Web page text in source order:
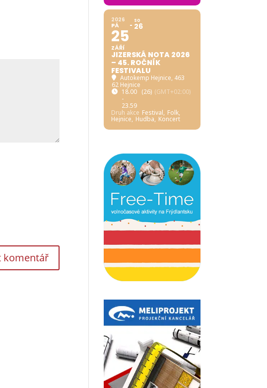
2026
PÁ
25
ZÁŘÍ
SO
26
JIZERSKÁ NOTA 2026
– 45. ROČNÍK
FESTIVALU
Autokemp Hejnice, 463
62 Hejnice
18.00
-
23.59
(26) (GMT+02:00)
Druh akce Festival, Folk,
Hejnice, Hudba, Koncert